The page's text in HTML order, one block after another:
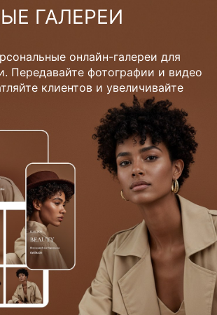
ГАЛЕРЕИ
онлайн-галереи для
Передавайте фотографии и видео
клиентов и увеличивайте